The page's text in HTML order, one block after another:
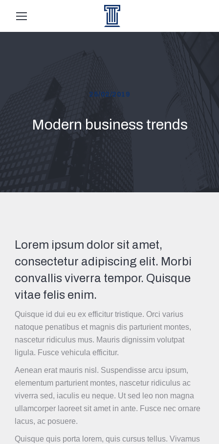
25/02/2019
Modern business trends
Lorem ipsum dolor sit amet,
consectetur adipiscing elit. Morbi
convallis viverra tempor. Quisque
vitae felis enim.
Quisque id dui eu ex efficitur tristique. Orci varius
natoque penatibus et magnis dis parturient montes,
nascetur ridiculus mus. Mauris dignissim volutpat
ligula. Fusce vehicula efficitur.
Aenean erat mauris nisl. Suspendisse arcu ipsum,
elementum parturient montes, nascetur ridiculus ac
viverra sed, iaculis eu neque. Ut sed leo non magna
ullamcorper laoreet sit amet in ante. Fusce nec ornare
lacus, ac posuere.
Quisque quis porta lorem, quis cursus tellus. Vivamus